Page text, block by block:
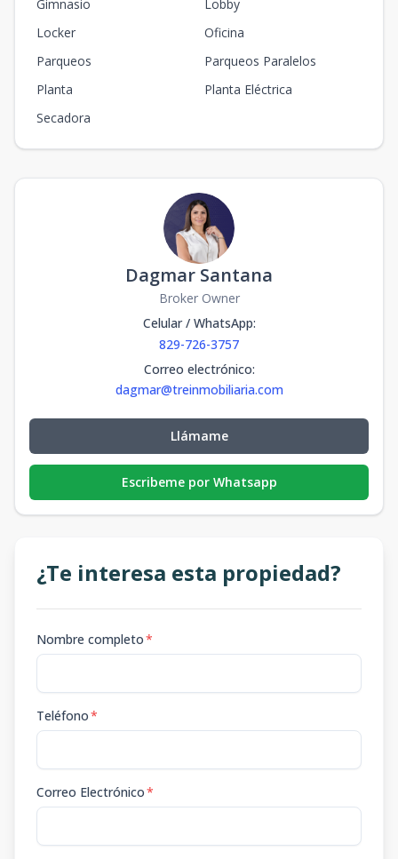
Gimnasio
Lobby
Locker
Oficina
Parqueos
Parqueos Paralelos
Planta
Planta Eléctrica
Secadora
Dagmar Santana
Broker Owner
Celular / WhatsApp:
829-726-3757
Correo electrónico:
dagmar@treinmobiliaria.com
Llámame
Escribeme por Whatsapp
¿Te interesa esta propiedad?
Nombre completo*
Teléfono*
Correo Electrónico*